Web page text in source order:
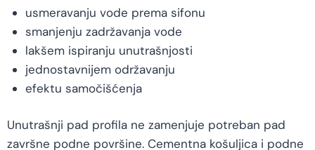
usmeravanju vode prema sifonu
smanjenju zadržavanja vode
lakšem ispiranju unutrašnjosti
jednostavnijem održavanju
efektu samočišćenja
Unutrašnji pad profila ne zamenjuje potreban pad
završne podne površine. Cementna košuljica i podne